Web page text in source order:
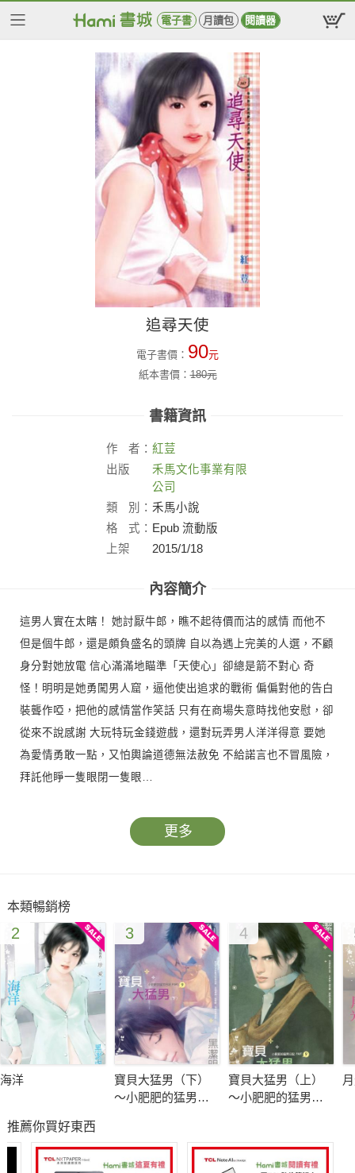
電子書 月讀包 閱讀器
追尋天使
電子書價： 90元
紙本書價：180元
書籍資訊
作 者： 紅荳
出版
禾馬文化事業有限
公司
類
別： 禾馬小說
格
式： Epub 流動版
上架
2015/1/18
內容簡介
這男人實在太瞎！ 她討厭牛郎，瞧不起待價而沽的感情 而他不
但是個牛郎，還是頗負盛名的頭牌 自以為遇上完美的人選，不顧
身分對她放電 信心滿滿地瞄準「天使心」卻總是箭不對心 奇
怪！明明是她勇闖男人窟，逼他使出追求的戰術 偏偏對他的告白
裝聾作啞，把他的感情當作笑話 只有在商場失意時找他安慰，卻
從來不說感謝 大玩特玩金錢遊戲，還對玩弄男人洋洋得意 要她
為愛情勇敢一點，又怕輿論道德無法赦免 不給諾言也不冒風險，
拜託他睜一隻眼閉一隻眼…
更多
本類暢銷榜
2
海洋
3
寶貝大猛男（下）
～小肥肥的猛男日
4
寶貝大猛男（上）
～小肥肥的猛男日
推薦你買好東西